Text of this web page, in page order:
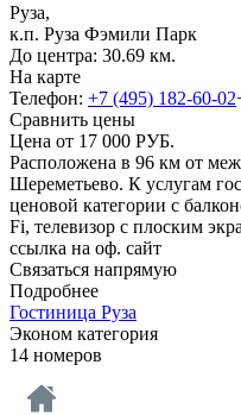
Руза,
к.п. Руза Фэмили Парк
До центра: 30.69 км.
На карте
Телефон: +7 (495) 182-60-02
Сравнить цены
Цена от 17 000 РУБ.
Расположена в 96 км от
Шереметьево. К услугам
ценовой категории с
Fi, телевизор с плоским
ссылка на оф. сайт
Связаться напрямую
Подробнее
Гостиница Руза
Эконом категория
14 номеров